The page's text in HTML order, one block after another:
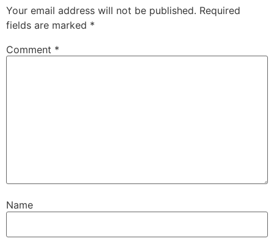
Your email address will not be published. Required
fields are marked *
Comment *
Name